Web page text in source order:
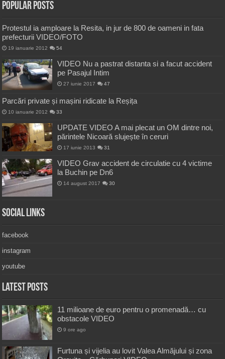
Popular Posts
Protestul ia amploare la Resita, in jur de 800 de oameni in fata
prefecturii VIDEO/FOTO
19 ianuarie 2012 54
VIDEO Nu a pastrat distanta si a facut accident
pe Pasajul Intim
27 iunie 2017 47
Parcări private și mașini ridicate la Reșița
10 ianuarie 2012 33
UPDATE VIDEO A mai plecat un OM dintre noi,
părintele Nicoară slujește în ceruri
17 iunie 2013 31
VIDEO Grav accident de circulatie cu 4 victime
la Buchin pe Dn6
14 august 2017 30
Social Links
facebook
instagram
youtube
Latest Posts
11 milioane de euro pentru o promenadă… cu
obstacole VIDEO
9 ore ago
Furtuna și vijelia au lovit Valea Almăjului și zona